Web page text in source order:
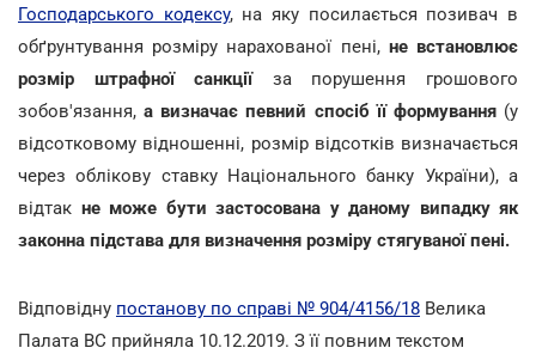
Господарського кодексу, на яку посилається позивач в
обґрунтування розміру нарахованої пені, не встановлює
розмір штрафної санкціїза порушення грошового
зобов'язання,а визначає певний спосіб її формування(у
відсотковому відношенні, розмір відсотків визначається
через облікову ставку Національного банку України), а
відтак не може бути застосована у даному випадку як
законна підстава для визначення розміру стягуваної пені.
Відповідну постанову по справі № 904/4156/18 Велика
Палата ВС прийняла 10.12.2019. З її повним текстом